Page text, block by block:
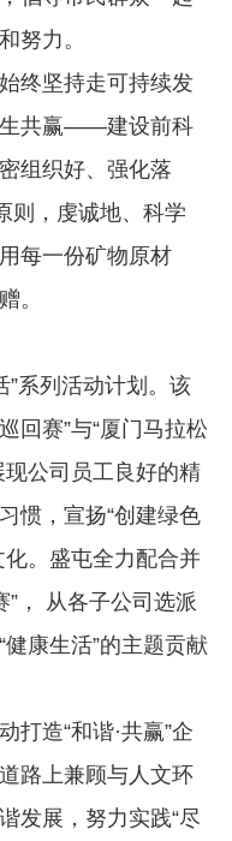
努力。
坚持走可持续发
生共赢——建设前科
组织好、强化落
则，虔诚地、科学
每一份矿物原材
。
系列活动计划。该
回赛”与“厦门马拉松
公司员工良好的精
惯，宣扬“创建绿色
。盛屯全力配合并
”， 从各子公司选派
康生活”的主题贡献
造“和谐·共赢”企
路上兼顾与人文环
发展，努力实践“尽